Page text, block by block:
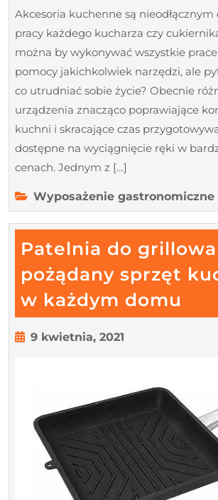
Akcesoria kuchenne są
pracy każdego kucharza czy
można by wykonywać wszystkie
pomocy jakichkolwiek narzędzi, ale
co utrudniać sobie życie? Obecnie
urządzenia znacząco poprawiające
kuchni i skracające czas
dostępne na wyciągnięcie ręki w
cenach. Jednym z […]
Wyposażenie gastronomiczne
Patelnia do
pożądany sprzęt
w każdym domu
do
w
9 kwietnia, 2021